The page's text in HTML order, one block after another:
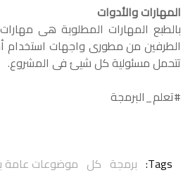
المهارات والأدوات
بالطبع المهارات المطلوبة هى
الطرفين من مطورى واجهات استخدام
تتحمل مسئولية كل شيئ فى المشروع.
#تعلم_البرمجة
Tags: برمجة كل موضوعات عامة